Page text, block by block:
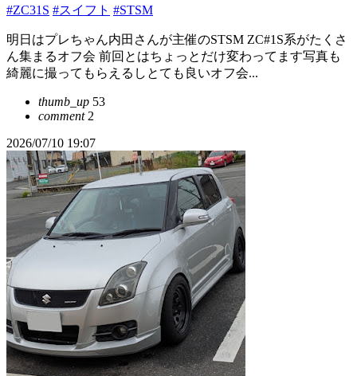
#ZC31S #スイフト #STSM
明日はプレちゃん内田さんが主催のSTSM ZC#1S系がたくさ
ん集まるオフ会 前回とはちょっとだけ変わってます写真も
綺麗に撮ってもらえるしとても良いオフ会...
thumb_up 53
comment2
2026/07/10 19:07